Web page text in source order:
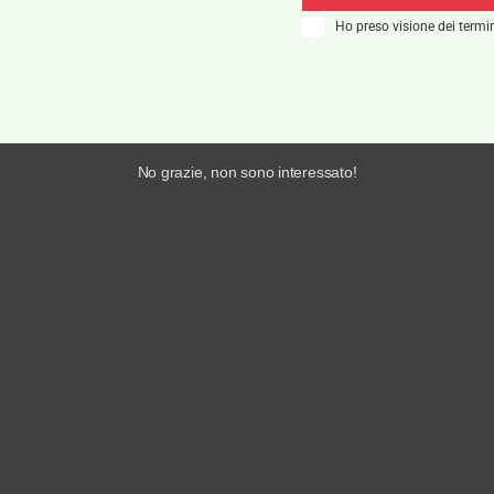
Ho preso visione dei
No grazie, non sono interessato!